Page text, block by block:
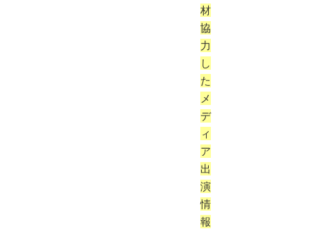
材
協
力
し
た
メ
デ
ィ
ア
出
演
情
報